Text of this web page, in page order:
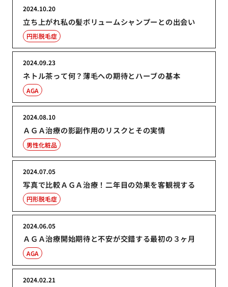
立ち上がれ私の髪ボリュームシャンプーとの出会い
2024.10.20
円形脱毛症
ネトル茶って何？薄毛への期待とハーブの基本
2024.09.23
AGA
ＡＧＡ治療の影副作用のリスクとその実情
2024.08.10
男性化粧品
写真で比較ＡＧＡ治療！二年目の効果を客観視する
2024.07.05
円形脱毛症
ＡＧＡ治療開始期待と不安が交錯する最初の３ヶ月
2024.06.05
AGA
2024.02.21